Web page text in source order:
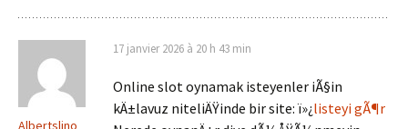
Albertslino
17 janvier 2026 à 20 h 43 min
Online slot oynamak isteyenler iÃ§in
kÄ±lavuz niteliÄŸinde bir site: ï»¿listeyi gÃ¶r